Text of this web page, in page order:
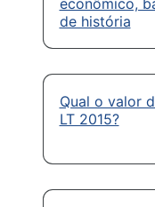
econômico,
de história
Qual o valor
LT 2015?